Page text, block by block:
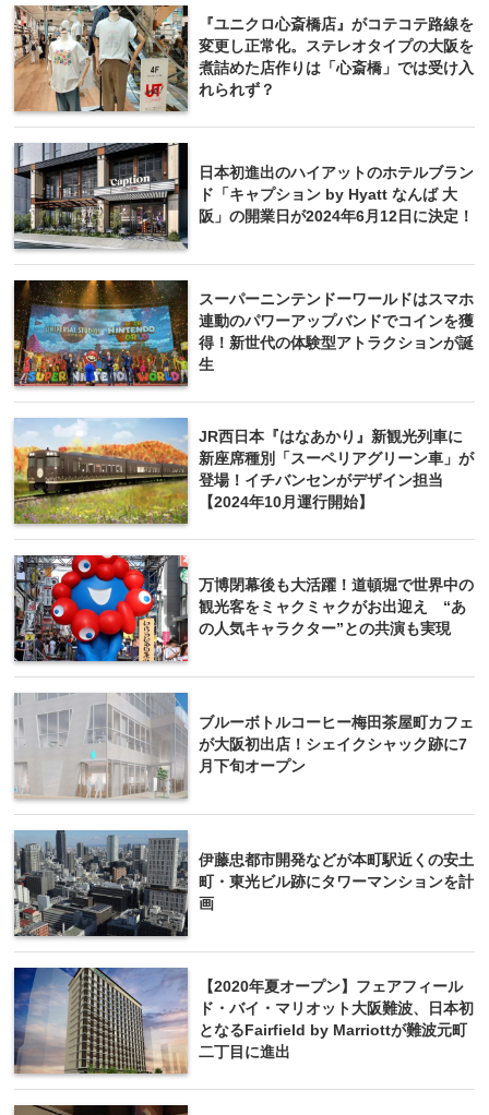
『ユニクロ心斎橋店』がコテコテ路線を
変更し正常化。ステレオタイプの大阪を
煮詰めた店作りは「心斎橋」では受け入
れられず？
日本初進出のハイアットのホテルブラン
ド「キャプション by Hyatt なんば 大
阪」の開業日が2024年6月12日に決定！
スーパーニンテンドーワールドはスマホ
連動のパワーアップバンドでコインを獲
得！新世代の体験型アトラクションが誕
生
JR西日本『はなあかり』新観光列車に
新座席種別「スーペリアグリーン車」が
登場！イチバンセンがデザイン担当
【2024年10月運行開始】
万博閉幕後も大活躍！道頓堀で世界中の
観光客をミャクミャクがお出迎え “あ
の人気キャラクター”との共演も実現
ブルーボトルコーヒー梅田茶屋町カフェ
が大阪初出店！シェイクシャック跡に7
月下旬オープン
伊藤忠都市開発などが本町駅近くの安土
町・東光ビル跡にタワーマンションを計
画
【2020年夏オープン】フェアフィール
ド・バイ・マリオット大阪難波、日本初
となるFairfield by Marriottが難波元町
二丁目に進出